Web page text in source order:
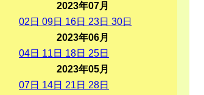
2023年07月
02 日 09日 16日 23日 30日
2023年06月
04日 11 日 18日 25日
2023年05月
07日 14日 21 日 28日